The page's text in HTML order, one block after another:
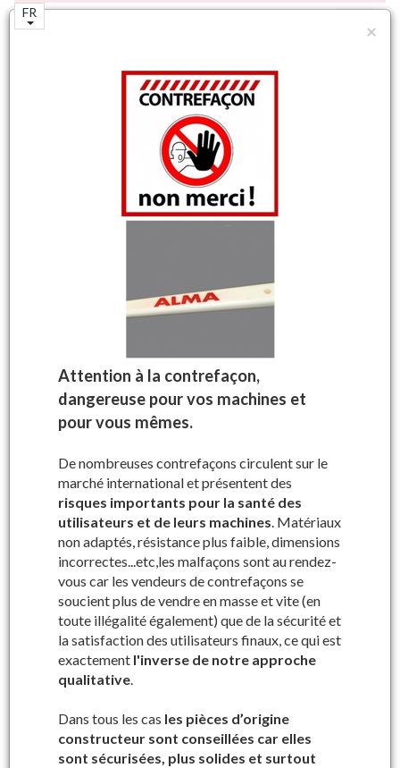
FR
N°1 mondial de la machine à vendanger
autotractée.
×
Attention à la contrefaçon,
dangereuse pour vos machines et
pour vous mêmes.
De nombreuses contrefaçons circulent sur le
marché international et présentent des
risques importants pour la santé des
utilisateurs et de leurs machines. Matériaux
non adaptés, résistance plus faible, dimensions
incorrectes...etc,les malfaçons sont au rendez-
vous car les vendeurs de contrefaçons se
soucient plus de vendre en masse et vite (en
toute illégalité également) que de la sécurité et
la satisfaction des utilisateurs finaux, ce qui est
exactement l'inverse de notre approche
qualitative.
Dans tous les cas les pièces d’origine
constructeur sont conseillées car elles
sont sécurisées, plus solides et surtout
Boutique
Pièces machines à vendanger
Electricité divers
Tackymètre
Votre panier
Précisez le numéro de série de votre
machine
Dans le cadre de
notre démarche qualité, nous vous
garantissons la compatibilité des pièces
commandées grâce au numéro de série
de votre
machine à vendanger.
Où trouver votre numéro de série ?
Tackymètre